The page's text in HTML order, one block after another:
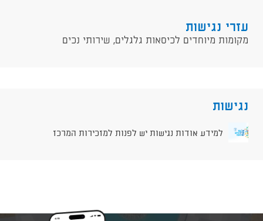
עזרי נגישות
מקומות מיוחדים לכיסאות גלגלים, שירותי נכים
נגישות
למידע אודות נגישות יש לפנות למזכירות המרכז